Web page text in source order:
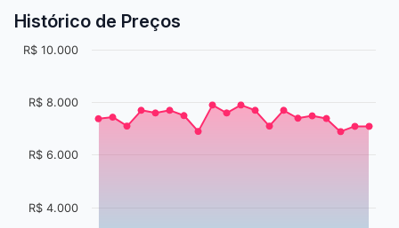
Histórico de Preços
R$ 4.000
R$ 6.000
R$ 8.000
R$ 10.000